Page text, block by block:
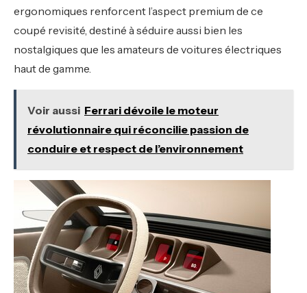
ergonomiques renforcent l’aspect premium de ce
coupé revisité, destiné à séduire aussi bien les
nostalgiques que les amateurs de voitures électriques
haut de gamme.
Voir aussi Ferrari dévoile le moteur
révolutionnaire qui réconcilie passion de
conduire et respect de l’environnement